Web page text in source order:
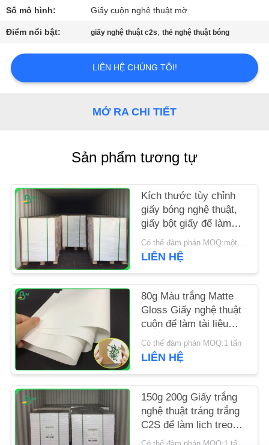
KIỂM
SOÁT
CHẤT
LƯỢNG
TIN
TỨC
CÁC
TRƯỜNG
HỢP
SƠ
TRANG
WEB
PRIVACY
Số mô hình: Giấy cuộn nghệ thuật mờ
Điểm nổi bật: giấy nghệ thuật c2s,thẻ nghệ thuật bóng
LIÊN HỆ CHÚNG TÔI!
MỞ RA CHI TIẾT
Sản phẩm tương tự
Kích thước tùy chỉnh
giấy bóng nghệ thuật,
giấy bột giấy để làm
thẻ
Có thể đàm phán MOQ:một tấn
LIÊN HỆ
80g Màu trắng Matte
Gloss Giấy nghệ thuật
cuộn để làm tài liệu
quảng cáo công ty
Có thể đàm phán MOQ:1 tấn
LIÊN HỆ
150g 200g Giấy trắng
nghệ thuật tráng trắng
C2S để làm lịch treo
tường